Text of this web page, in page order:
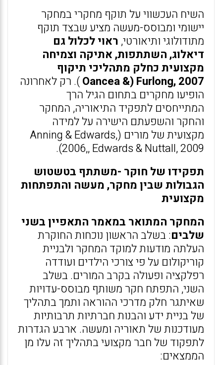
השיח העכשווי על תוקף מחקרי במחקר
יישומי ומבוסס-מעשה מציע שבצד תוקף
מתודולוגי ותיאורטי, ראוי לכלול גם
דיאלוג, השתתפות, אתיקה וצמיחה
מקצועית כחלק מתהליכי תיקוף
Oancea &) Furlong, 2007). רק לאחרונה
הופיעו מחקרים בתחום הגיל הרך
המתייחסים לתפקיד התיאוריה, המחקר
והחקר והשפעתם הישירה על למידה
מקצועית של מורים (Anning & Edwards,
2006,, Edwards & Nuttall, 2009).
תפקידו של חוקר -משתתף בטשטוש
הגבולות שבין מחקר, מעשה והתפתחות
מקצועית
המחקר המתואר במאמר התאפיין בשני
שלבים: בשלב הראשון נוכחות החוקרת
העלתה מודעות למוקד המחקר ולבניית
קוריקולום על פי צורכי הילדים ועודדה
רפלקציה ופעולה בקרב המורים. בשלב
השני, התפתח חקר משותף מבוסס-עדויות
שאיתגר חלק מדרכי ההוראה ותמך בתהליך
של בניית ידע והבנות חברתיות תרבותיות
מעודכנות של תאוריה ומעשה. ארבע הגדרות
לתפקוד של חבר מקצועי בתהליך זה עלו מן
הממצאים: